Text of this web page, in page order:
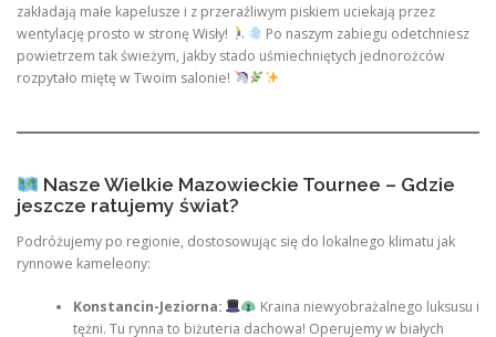
zakładają małe kapelusze i z przeraźliwym piskiem uciekają przez
wentylację prosto w stronę Wisły!
Po naszym zabiegu odetchniesz
powietrzem tak świeżym, jakby stado uśmiechniętych jednorożców
rozpytało miętę w Twoim salonie!
Nasze Wielkie Mazowieckie Tournee – Gdzie
jeszcze ratujemy świat?
Podróżujemy po regionie, dostosowując się do lokalnego klimatu jak
rynnowe kameleony:
Konstancin-Jeziorna:
Kraina niewyobrażalnego luksusu i
tężni. Tu rynna to biżuteria dachowa! Operujemy w białych